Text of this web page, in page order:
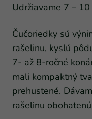
Udržiavame 7 – 10
Čučoriedky sú
rašelinu, kyslú
7- až 8-ročné
mali kompaktný
prehustené.
rašelinu